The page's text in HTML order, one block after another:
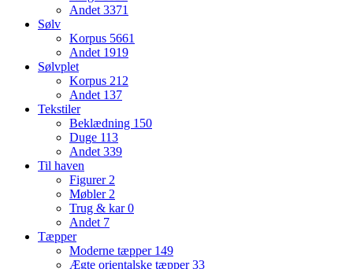
Andet 3371
Sølv
Korpus 5661
Andet 1919
Sølvplet
Korpus 212
Andet 137
Tekstiler
Beklædning 150
Duge 113
Andet 339
Til haven
Figurer 2
Møbler 2
Trug & kar0
Andet 7
Tæpper
Moderne tæpper 149
Ægte orientalske tæpper33